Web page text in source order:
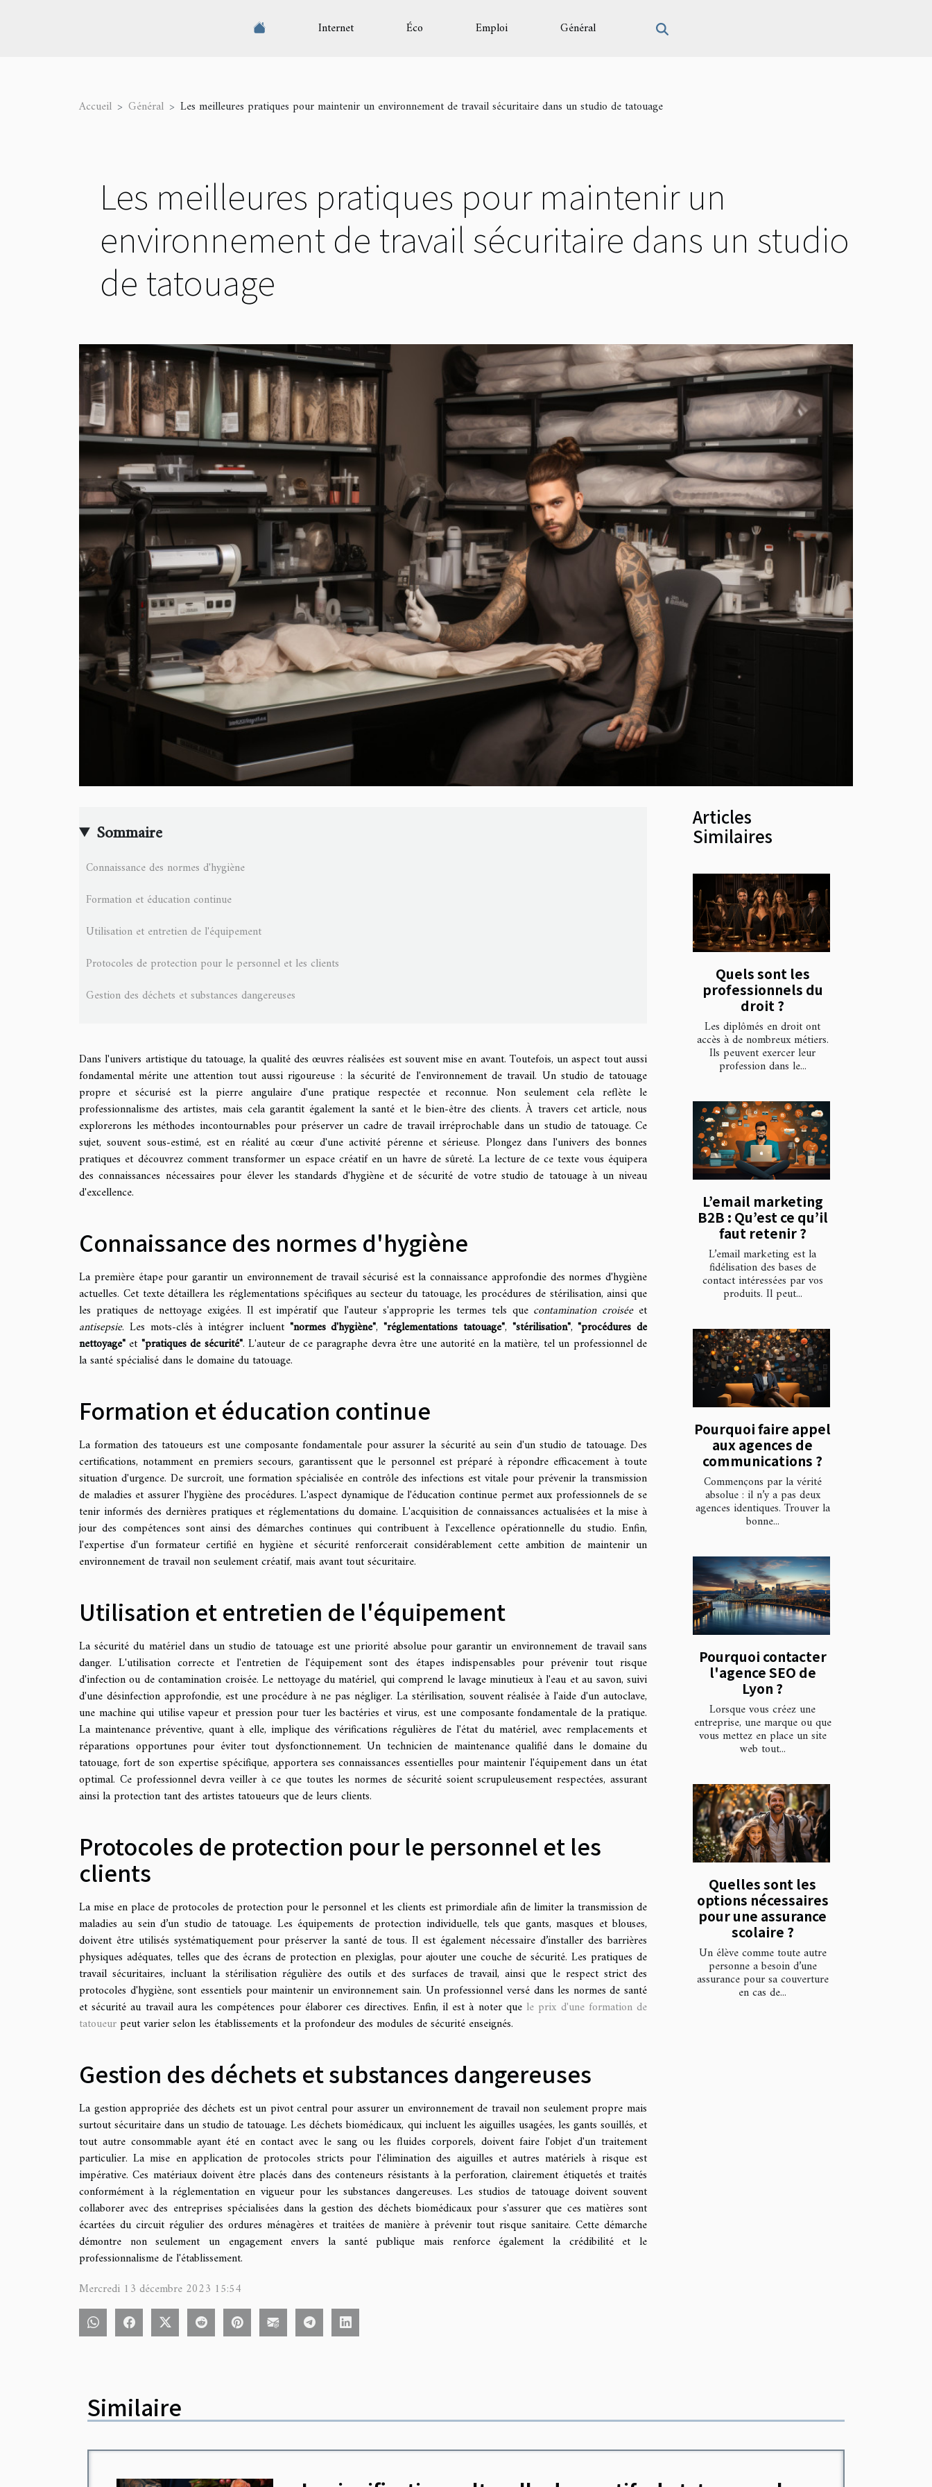
Internet Éco Emploi Général
Accueil Général Les meilleures pratiques pour maintenir un environnement de travail sécuritaire dans un studio de tatouage
Les meilleures pratiques pour maintenir un
environnement de travail sécuritaire dans un studio
de tatouage
Sommaire
Connaissance des normes d'hygiène
Formation et éducation continue
Utilisation et entretien de l'équipement
Protocoles de protection pour le personnel et les clients
Gestion des déchets et substances dangereuses
Dans l'univers artistique du tatouage, la qualité des œuvres réalisées est souvent mise en avant. Toutefois, un aspect tout aussi
fondamental mérite une attention tout aussi rigoureuse : la sécurité de l'environnement de travail. Un studio de tatouage
propre et sécurisé est la pierre angulaire d'une pratique respectée et reconnue. Non seulement cela reflète le
professionnalisme des artistes, mais cela garantit également la santé et le bien-être des clients. À travers cet article, nous
explorerons les méthodes incontournables pour préserver un cadre de travail irréprochable dans un studio de tatouage. Ce
sujet, souvent sous-estimé, est en réalité au cœur d'une activité pérenne et sérieuse. Plongez dans l'univers des bonnes
pratiques et découvrez comment transformer un espace créatif en un havre de sûreté. La lecture de ce texte vous équipera
des connaissances nécessaires pour élever les standards d'hygiène et de sécurité de votre studio de tatouage à un niveau
d'excellence.
Connaissance des normes d'hygiène
La première étape pour garantir un environnement de travail sécurisé est la connaissance approfondie des normes d'hygiène
actuelles. Cet textedétaillera les réglementations spécifiques au secteur du tatouage, les procédures de stérilisation, ainsi que
les pratiques de nettoyage exigées. Il est impératif que l'auteurs'approprie les termes tels que contamination croiséeet
antisepsie. Les mots-clés à intégrer incluent "normes d'hygiène", "réglementations tatouage", "stérilisation","procédures de
nettoyage" et "pratiques de sécurité". L'auteur de ce paragraphe devra être une autorité en la matière, tel un professionnel de
la santé spécialisé dans le domaine du tatouage.
Formation et éducation continue
La formation des tatoueurs est une composante fondamentale pour assurer la sécurité au sein d'un studio de tatouage. Des
certifications, notamment en premiers secours, garantissent que le personnel est préparé à répondre efficacement à toute
situation d'urgence. De surcroît, une formation spécialisée en contrôle des infections est vitale pour prévenir la transmission
de maladies et assurer l'hygiène des procédures. L'aspect dynamique de l'éducation continue permet aux professionnels de se
tenir informés des dernières pratiques et réglementations du domaine. L'acquisition de connaissances actualisées et la mise à
jour des compétences sont ainsi des démarches continues qui contribuent à l'excellence opérationnelle du studio. Enfin,
l'expertise d'un formateur certifié en hygiène et sécurité renforcerait considérablement cette ambition de maintenir un
environnement de travail non seulement créatif, mais avant tout sécuritaire.
Utilisation et entretien de l'équipement
La sécurité du matériel dans un studio de tatouage est une priorité absolue pour garantir un environnement de travail sans
danger. L'utilisation correcte et l'entretien de l'équipement sont des étapes indispensables pour prévenir tout risque
d'infection ou de contamination croisée. Le nettoyage du matériel, qui comprend le lavage minutieux à l'eau et au savon, suivi
d'une désinfection approfondie, est une procédure à ne pas négliger. La stérilisation, souvent réalisée à l'aide d'un autoclave,
une machine qui utilise vapeur et pression pour tuer les bactéries et virus, est une composante fondamentale de la pratique.
La maintenance préventive, quant à elle, implique des vérifications régulières de l'état du matériel, avec remplacements et
réparations opportunes pour éviter tout dysfonctionnement. Un technicien de maintenance qualifié dans le domaine du
tatouage, fort de son expertise spécifique, apportera ses connaissances essentielles pour maintenir l'équipement dans un état
optimal. Ce professionnel devra veiller à ce que toutes les normes de sécurité soient scrupuleusement respectées, assurant
ainsi la protection tant des artistes tatoueurs que de leurs clients.
Protocoles de protection pour le personnel et les
clients
La mise en place de protocoles de protection pour le personnel et les clients est primordiale afin de limiter la transmission de
maladies au sein d’un studio de tatouage. Les équipements de protection individuelle, tels que gants, masques et blouses,
doivent être utilisés systématiquement pour préserver la santé de tous. Il est également nécessaire d’installer des barrières
physiques adéquates, telles que des écrans de protection en plexiglas, pour ajouter une couche de sécurité. Les pratiques de
travail sécuritaires, incluant la stérilisation régulière des outils et des surfaces de travail, ainsi que le respect strict des
protocoles d'hygiène, sont essentiels pour maintenir un environnement sain. Un professionnel versé dans les normes de santé
et sécurité au travail aura les compétences pour élaborer ces directives. Enfin, il est à noter que le prix d'une formation de
tatoueurpeut varier selon les établissements et la profondeur des modules de sécurité enseignés.
Gestion des déchets et substances dangereuses
La gestion appropriée des déchets est un pivot central pour assurer un environnement de travail non seulement propre mais
surtout sécuritaire dans un studio de tatouage. Les déchets biomédicaux, qui incluent les aiguilles usagées, les gants souillés, et
tout autre consommable ayant été en contact avec le sang ou les fluides corporels, doivent faire l'objet d'un traitement
particulier. La mise en application de protocoles stricts pour l'élimination des aiguilles et autres matériels à risque est
impérative. Ces matériaux doivent être placés dans des conteneurs résistants à la perforation, clairement étiquetés et traités
conformément à la réglementation en vigueur pour les substances dangereuses. Les studios de tatouage doivent souvent
collaborer avec des entreprises spécialisées dans la gestion des déchets biomédicaux pour s'assurer que ces matières sont
écartées du circuit régulier des ordures ménagères et traitées de manière à prévenir tout risque sanitaire. Cette démarche
démontre non seulement un engagement envers la santé publique mais renforce également la crédibilité et le
professionnalisme de l'établissement.
Mercredi 13 décembre 2023 15:54
Articles
Similaires
Quels sont les
professionnels du
droit ?
Les diplômés en droit ont
accès à de nombreux métiers.
Ils peuvent exercer leur
profession dans le...
L’email marketing
B2B : Qu’est ce qu’il
faut retenir ?
L’email marketing est la
fidélisation des bases de
contact intéressées par vos
produits. Il peut...
Pourquoi faire appel
aux agences de
communications ?
Commençons par la vérité
absolue : il n’y a pas deux
agences identiques. Trouver la
bonne...
Pourquoi contacter
l'agence SEO de
Lyon ?
Lorsque vous créez une
entreprise, une marque ou que
vous mettez en place un site
web tout...
Quelles sont les
options nécessaires
pour une assurance
scolaire ?
Un élève comme toute autre
personne a besoin d’une
assurance pour sa couverture
en cas de...
Similaire